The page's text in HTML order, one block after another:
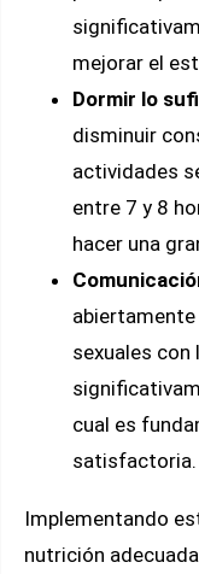
mejorar el
Dormir lo
disminuir
actividades
entre 7 y 8
hacer una
sexuales con
cual es
satisfactoria.
Implementando
nutrición